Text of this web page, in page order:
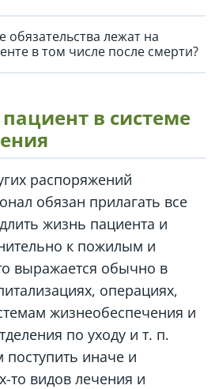
обязательства лежат на
в том числе после смерти?
в системе
распоряжений
обязан прилагать все
жизнь пациента и
к пожилым и
выражается обычно в
операциях,
жизнеобеспечения и
по уходу и т. п.
иначе и
то видов лечения и